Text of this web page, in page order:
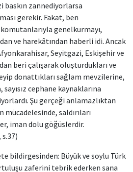
zannediyorlarsa
gerekir. Fakat, ben
genelkurmayı,
ve harekâtından haberli idi. Ancak
Seyitgazi, Eskişehir ve
beri çalışarak oluşturdukları ve
donattıkları sağlam mevzilerine,
cephane kaynaklarına
Şu gerçeği anlamazlıktan
saldırıları
iman dolu göğüslerdir.
bildirgesinden: Büyük ve soylu Türk
zaferini tebrik ederken sana